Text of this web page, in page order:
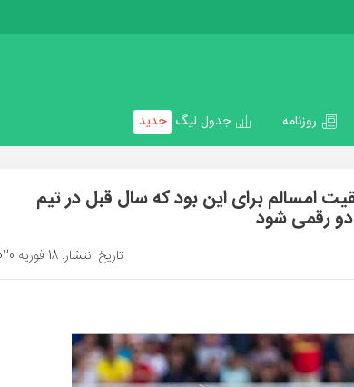
روزنامه جدول لیگ جدید
امسالم برای این بود که سال قبل در تیم
دو رقمی شود
تاریخ انتشار: 18 فوریه 2020